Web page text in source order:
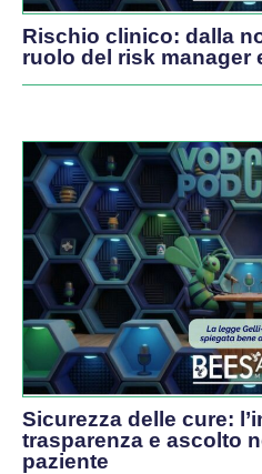
Rischio clinico: dalla
ruolo del risk manager
Sicurezza delle cure:
trasparenza e ascolto
paziente